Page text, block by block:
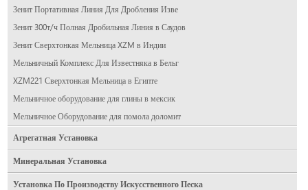
Зенит Портативная Линия Для Дробления Изве
Зенит 300т/ч Полная Дробильная Линия в Саудов
Зенит Сверхтонкая Мельница XZM в Индии
Мельничный Комплекс Для Известняка в Бельг
XZM221 Сверхтонкая Мельница в Египте
Мельничное оборудование для глины в мексик
Мельничное Оборудование для помола доломит
Агрегатная Установка
Минеральная Установка
Установка По Производству Искусственного Песка